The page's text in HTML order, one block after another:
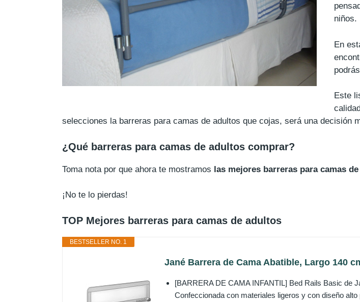
niños.
En
Este
selecciones la barreras para camas de adultos que cojas, será una decisión
¿Qué barreras para camas de adultos comprar?
Toma nota por que ahora te mostramos las mejores barreras para camas
¡No te lo pierdas!
TOP Mejores barreras para camas de adultos
BESTSELLER NO. 1
Jané Barrera de Cama Abatible, Largo 140
[BARRERA DE CAMA INFANTIL] Bed Rails Basic de
Confeccionada con materiales ligeros y con diseño